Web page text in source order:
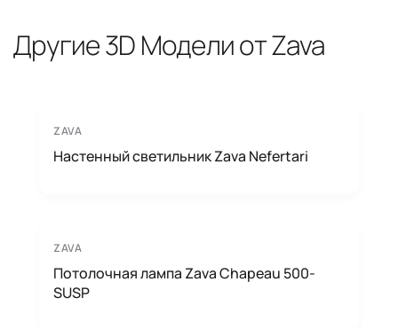
Другие 3D Модели от Zava
ZAVA
Настенный светильник Zava Nefertari
ZAVA
Потолочная лампа Zava Chapeau 500-
SUSP